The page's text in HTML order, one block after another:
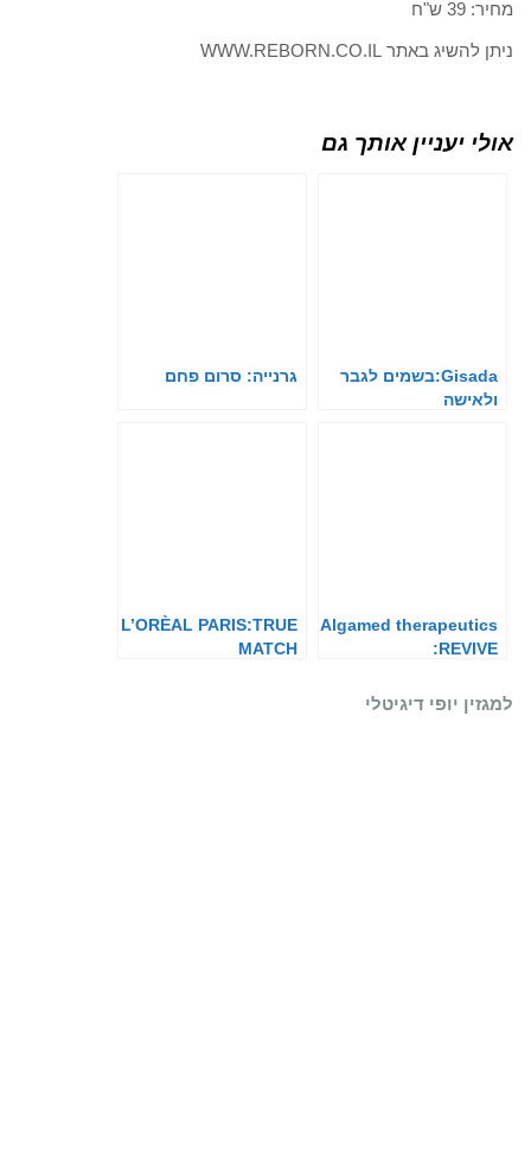
מחיר: 39 ש"ח
ניתן להשיג באתר WWW.REBORN.CO.IL
אולי יעניין אותך גם
Gisada:בשמים לגבר
ולאישה
גרנייה: סרום פחם
Algamed therapeutics
:REVIVE
L’ORÈAL PARIS:TRUE
MATCH
למגזין יופי דיגיטלי